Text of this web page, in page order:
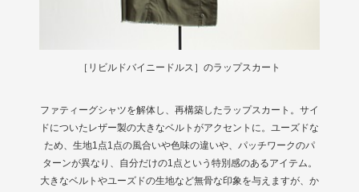
［リビルドバイニードルス］のラップスカート
ファティーグシャツを解体し、再構築したラップスカート。サイ
ドについたレザー製の大きなベルトがアクセントに。ユーズドな
ため、生地1点1点の風合いや色味の違いや、パッチワークのパ
ターンが異なり、自分だけの1点という特別感のあるアイテム。
大きなベルトやユーズドの生地など無骨な印象を与えますが、か